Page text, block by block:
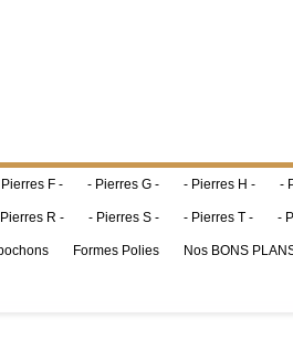
F - - Pierres G - - Pierres H - -
R - - Pierres S - - Pierres T - -
Formes Polies Nos BONS